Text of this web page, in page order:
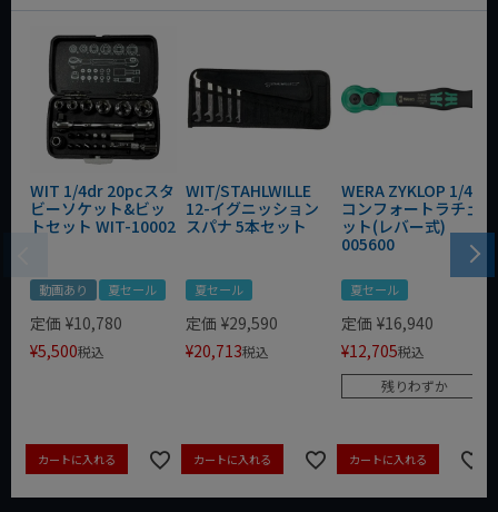
WIT 1/4dr 20pcスタ
ビーソケット&ビッ
トセット WIT-10002
動画あり 夏セール
定価 ¥10,780
¥5,500税込
カートに入れる
WIT/STAHLWILLE
12-イグニッション
スパナ 5本セット
夏セール
定価 ¥29,590
¥20,713税込
カートに入れる
WERA ZYKLOP 1/4"
コンフォートラチェ
ット(レバー式)
005600
夏セール
定価 ¥16,940
¥12,705税込
残りわずか
カートに入れる